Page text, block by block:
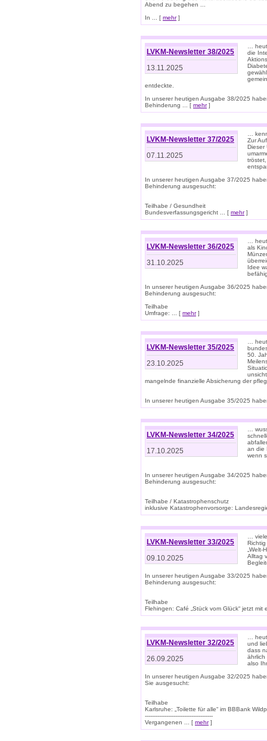
Abend zu begehen ...
In ... [ mehr]
LVKM-Newsletter 38/2025
13.11.2025
…
die
entdeckte.
In unserer heutigen Ausgabe 38/2025
Behinderung ... [ mehr]
LVKM-Newsletter 37/2025
07.11.2025
…
Zur
Dieser
In unserer heutigen Ausgabe 37/2025
Behinderung ausgesucht:
Teilhabe / Gesundheit
Bundesverfassungsgericht ... [ mehr]
LVKM-Newsletter 36/2025
31.10.2025
…
als
Idee
In unserer heutigen Ausgabe 36/2025
Behinderung ausgesucht:
Teilhabe
Umfrage: ... [ mehr]
LVKM-Newsletter 35/2025
23.10.2025
…
50.
mangelnde finanzielle Absicherung der
In unserer heutigen Ausgabe 35/2025
LVKM-Newsletter 34/2025
17.10.2025
…
an die
wenn
In unserer heutigen Ausgabe 34/2025
Behinderung ausgesucht:
Teilhabe / Katastrophenschutz
inklusive Katastrophenvorsorge:
LVKM-Newsletter 33/2025
09.10.2025
…
Alltag
In unserer heutigen Ausgabe 33/2025
Behinderung ausgesucht:
Teilhabe
Flehingen: Café „Stück vom Glück“ jetzt mit
LVKM-Newsletter 32/2025
26.09.2025
…
und
dass
ährlich
also
In unserer heutigen Ausgabe 32/2025
Sie ausgesucht:
Teilhabe
Karlsruhe: „Toilette für alle“ im BBBank
--------------------------------------
Vergangenen ... [ mehr]